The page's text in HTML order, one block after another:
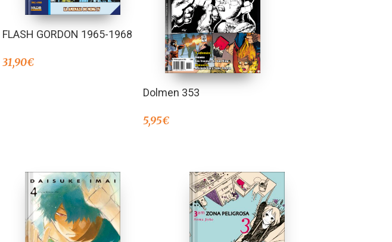
FLASH GORDON 1965-1968
31,90€
Dolmen 353
5,95€